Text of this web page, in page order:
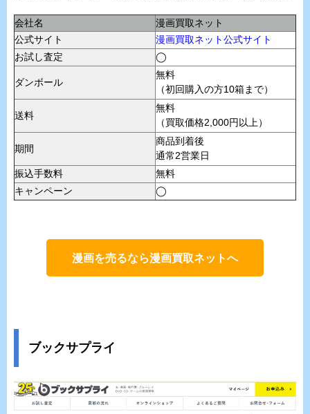
会社名
漫画買取ネット
公式サイト
漫画買取ネット公式サイト
お試し査定
◯
ダンボール
無料
（初回購入の方10箱まで）
送料
無料
（買取価格2,000円以上）
期間
商品到着後
通常2営業日
振込手数料
無料
キャンペーン
◯
漫画を売るなら漫画買取ネットへ
ブックサプライ